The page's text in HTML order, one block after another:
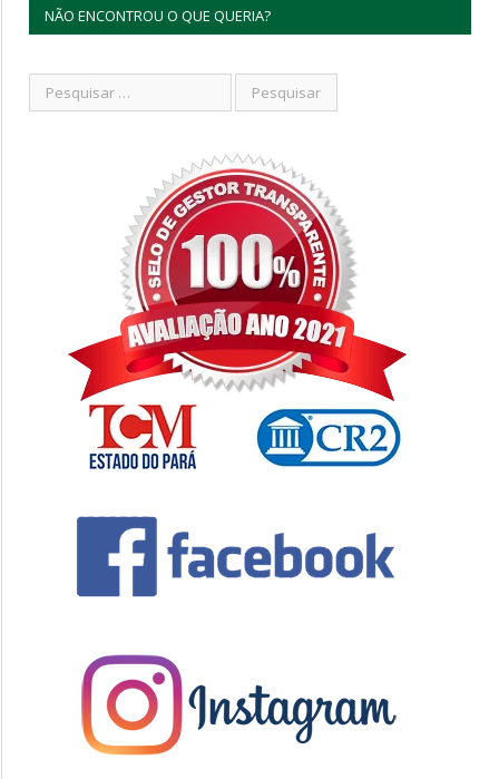
NÃO ENCONTROU O QUE QUERIA?